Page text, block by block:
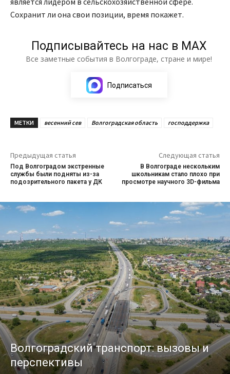
Сохранит ли она свои позиции, время покажет.
Подписывайтесь на нас в МАХ
Все заметные события в Волгограде, стране и мире!
Подписаться
МЕТКИ весенний сев Волгоградская область господдержка
Предыдущая статья
Под Волгоградом экстренные
службы были подняты из-за
подозрительного пакета у ДК
Следующая статья
В Волгограде нескольким
школьникам стало плохо при
просмотре научного 3D-фильма
Волгоградский транспорт: вызовы и
перспективы